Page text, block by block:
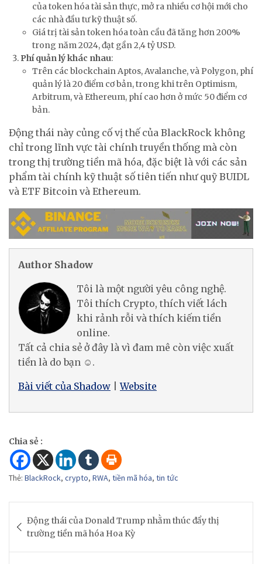
của token hóa tài sản thực, mở ra nhiều cơ hội mới cho
các nhà đầu tư kỹ thuật số.
Giá trị tài sản token hóa toàn cầu đã tăng hơn 200%
trong năm 2024, đạt gần 2,4 tỷ USD.
Phí quản lý khác nhau:
Trên các blockchain Aptos, Avalanche, và Polygon, phí
quản lý là 20 điểm cơ bản, trong khi trên Optimism,
Arbitrum, và Ethereum, phí cao hơn ở mức 50 điểm cơ
bản.
Động thái này củng cố vị thế của BlackRock không
chỉ trong lĩnh vực tài chính truyền thống mà còn
trong thị trường tiền mã hóa, đặc biệt là với các sản
phẩm tài chính kỹ thuật số tiên tiến như quỹ BUIDL
và ETF Bitcoin và Ethereum.
Author Shadow
Tôi là một người yêu công nghệ.
Tôi thích Crypto, thích viết lách
khi rảnh rỗi và thích kiếm tiền
online.
Tất cả chia sẻ ở đây là vì đam mê còn việc xuất
tiền là do bạn ☺.
Bài viết của Shadow |Website
Chia sẻ :
Thẻ: BlackRock, crypto, RWA, tiền mã hóa, tin tức
navigation
Động thái của Donald Trump nhằm thúc đẩy thị
trường tiền mã hóa Hoa Kỳ